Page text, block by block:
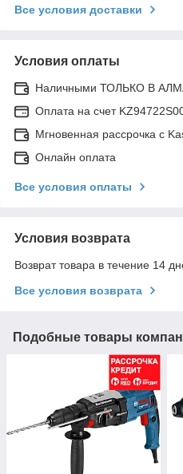
Все условия доставки
Условия оплаты
Наличными ТОЛЬКО В
Оплата на счет
Мгновенная рассрочка с
Онлайн оплата
Все условия оплаты
Условия возврата
Возврат товара в течение 14
Все условия возврата
Подобные товары